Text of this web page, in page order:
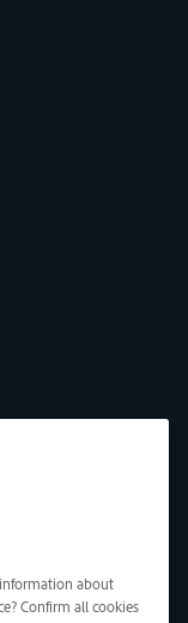
information about
Confirm all cookies